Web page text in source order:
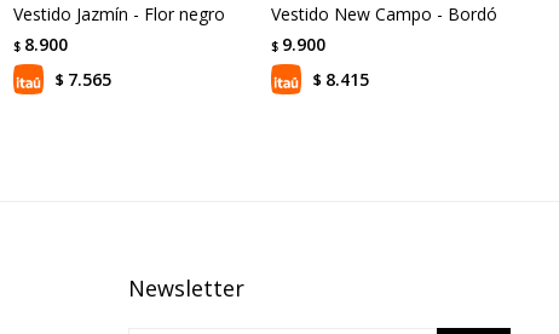
Vestido Jazmín - Flor negro
$ 8.900
$ 7.565
Vestido New Campo - Bordó
$ 9.900
$ 8.415
Newsletter